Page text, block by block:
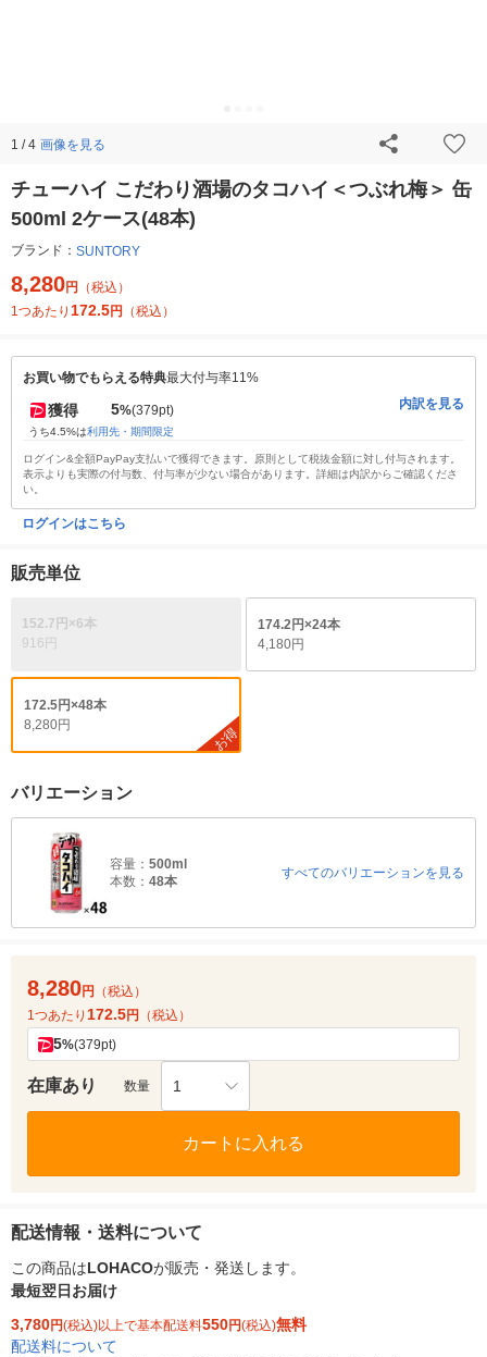
1 / 4 画像を見る
チューハイ こだわり酒場のタコハイ＜つぶれ梅＞ 缶
500ml 2ケース(48本)
ブランド： SUNTORY
8,280円
（税込）
1つあたり 172.5円 （税込）
お買い物でもらえる特典最大付与率11%
獲得 5%(379pt)
うち4.5%は利用先・期間限定
内訳を見る
ログイン&全額PayPay支払いで獲得できます。原則として税抜金額に対し付与されます。
表示よりも実際の付与数、付与率が少ない場合があります。詳細は内訳からご確認くださ
い。
ログインはこちら
販売単位
152.7円×6本
916円
174.2円×24本
4,180円
172.5円×48本
8,280円
お得
バリエーション
容量： 500ml
本数： 48本
すべてのバリエーションを見る
8,280円
（税込）
1つあたり 172.5円 （税込）
5%(379pt)
在庫あり 数量 1
カートに入れる
配送情報・送料について
この商品はLOHACOが販売・発送します。
最短翌日お届け
3,780円(税込)以上で基本配送料550円(税込)無料
配送料について